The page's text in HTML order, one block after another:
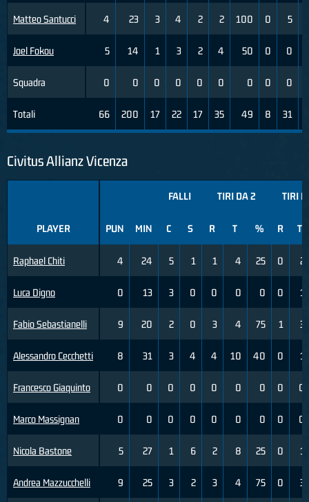
Matteo Santucci
Joel Fokou
Squadra
Totali
4 23 3 4 2 2 100 0 5
5 14 1 3 2 4 50 0 0
0 0 0 0 0 0 0 0 0
66 200 17 22 17 35 49 8 31
Civitus Allianz Vicenza
PLAYER
Raphael Chiti
Luca Digno
Fabio Sebastianelli
Alessandro Cecchetti
Francesco Giaquinto
Marco Massignan
Nicola Bastone
Andrea Mazzucchelli
FALLI TIRI DA 2 TIRI
PUN MIN C S R T % R T
4 24 5 1 1 4 25 0 2
0 13 3 0 0 0 0 0 1
9 20 2 0 3 4 75 1 3
8 31 3 4 4 10 40 0 1
0 0 0 0 0 0 0 0 0
0 0 0 0 0 0 0 0 0
5 27 1 6 2 8 25 0 1
9 25 3 2 3 4 75 0 3